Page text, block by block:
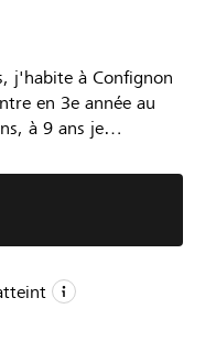
j'habite à Confignon
en 3e année au
à 9 ans je
Olympic Talent
FIS pour 2026-27
tous les SL nationaux,
U16 en SL et SG,